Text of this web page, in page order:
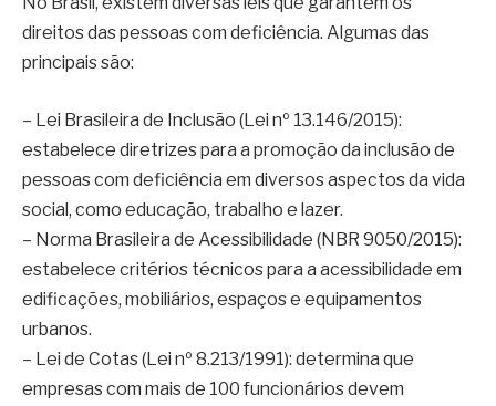
direitos das pessoas com deficiência. Algumas das
principais são:
– Lei Brasileira de Inclusão (Lei nº 13.146/2015):
estabelece diretrizes para a promoção da inclusão de
pessoas com deficiência em diversos aspectos da vida
social, como educação, trabalho e lazer.
– Norma Brasileira de Acessibilidade (NBR 9050/2015):
estabelece critérios técnicos para a acessibilidade em
edificações, mobiliários, espaços e equipamentos
urbanos.
– Lei de Cotas (Lei nº 8.213/1991): determina que
empresas com mais de 100 funcionários devem